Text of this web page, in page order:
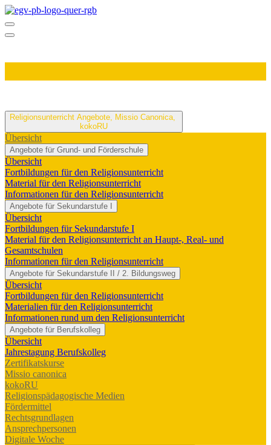
Religionsunterricht Angebote, Missio Canonica,
kokoRU
Übersicht
Angebote für Grund- und Förderschule
Übersicht
Fortbildungen für den Religionsunterricht
Material für den Religionsunterricht
Informationen für den Religionsunterricht
Angebote für Sekundarstufe I
Übersicht
Fortbildungen für Sekundarstufe I
Material für den Religionsunterricht an Haupt-, Real- und
Gesamtschulen
Informationen für den Religionsunterricht
Angebote für Sekundarstufe II / 2. Bildungsweg
Übersicht
Fortbildungen für den Religionsunterricht
Materialien für den Religionsunterricht
Informationen rund um den Religionsunterricht
Angebote für Berufskolleg
Übersicht
Jahrestagung Berufskolleg
Zertifikatskurse
Missio canonica
kokoRU
Religionspädagogische Medien
Fördermittel
Rechtsgrundlagen
Ansprechpersonen
Digitale Woche